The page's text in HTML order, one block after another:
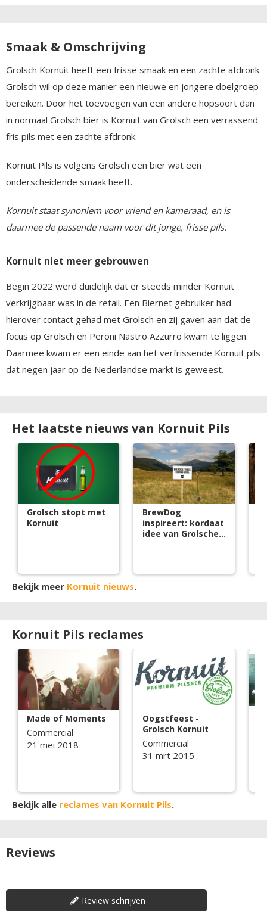
Smaak & Omschrijving
Grolsch Kornuit heeft een frisse smaak en een zachte afdronk.
Grolsch wil op deze manier een nieuwe en jongere doelgroep
bereiken. Door het toevoegen van een andere hopsoort dan
in normaal Grolsch bier is Kornuit van Grolsch een verrassend
fris pils met een zachte afdronk.
Kornuit Pils is volgens Grolsch een bier wat een
onderscheidende smaak heeft.
Kornuit staat synoniem voor vriend en kameraad, en is
daarmee de passende naam voor dit jonge, frisse pils.
Kornuit niet meer gebrouwen
Begin 2022 werd duidelijk dat er steeds minder Kornuit
verkrijgbaar was in de retail. Een Biernet gebruiker had
hierover contact gehad met Grolsch en zij gaven aan dat de
focus op Grolsch en Peroni Nastro Azzurro kwam te liggen.
Daarmee kwam er een einde aan het verfrissende Kornuit pils
dat negen jaar op de Nederlandse markt is geweest.
Het laatste nieuws van Kornuit Pils
Grolsch stopt met
Kornuit
BrewDog
inspireert: kordaat
idee van Grolsche
Bekijk meer Kornuit nieuws.
Kornuit Pils reclames
Made of Moments
Commercial
21 mei 2018
Oogstfeest -
Grolsch Kornuit
Commercial
31 mrt 2015
Bekijk alle reclames van Kornuit Pils.
Reviews
Review schrijven